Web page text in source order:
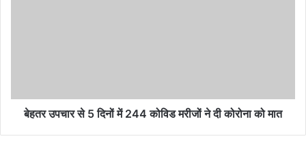
मरीजों
बेहतर उपचार से 5 दिनों में 244 कोविड मरीजों ने दी कोरोना को मात